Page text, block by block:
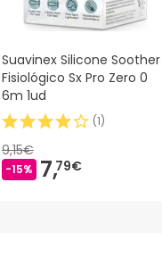
Suavinex Silicone Soother
Fisiológico Sx Pro Zero 0
6m 1ud
(1)
9,15€
-15% 7,79€